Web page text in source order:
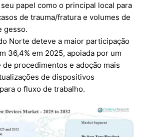
papel como o principal local para
de trauma/fratura e volumes de
gesso.
Norte deteve a maior participação
36,4% em 2025, apoiada por um
de procedimentos e adoção mais
de dispositivos
o fluxo de trabalho.